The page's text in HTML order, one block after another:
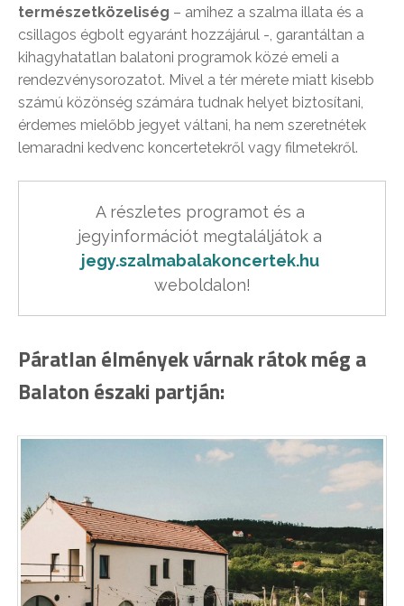
természetközeliség – amihez a szalma illata és a
csillagos égbolt egyaránt hozzájárul -, garantáltan a
kihagyhatatlan balatoni programok közé emeli a
rendezvénysorozatot. Mivel a tér mérete miatt kisebb
számú közönség számára tudnak helyet biztosítani,
érdemes mielőbb jegyet váltani, ha nem szeretnétek
lemaradni kedvenc koncertetekről vagy filmetekről.
A részletes programot és a
jegyinformációt megtaláljátok a
jegy.szalmabalakoncertek.hu
weboldalon!
Páratlan élmények várnak rátok még a
Balaton északi partján: